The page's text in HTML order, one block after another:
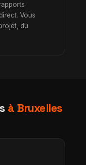
Vous
du
à Bruxelles